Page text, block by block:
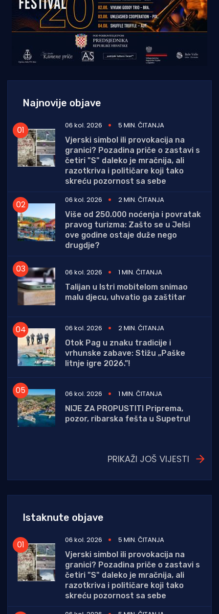
Najnovije objave
06 kol. 2026
5 MIN. ČITANJA
Vjerski simbol ili provokacija na
granici? Pozadina priče o zastavi s
četiri "S" daleko je mračnija, ali
razotkriva i političare koji tako
skreću pozornost sa sebe
06 kol. 2026
2 MIN. ČITANJA
Više od 250.000 noćenja i povratak
pravog turizma: Zašto se u Jelsi
ove godine ostaje duže nego
drugdje?
06 kol. 2026
1 MIN. ČITANJA
Talijan u Istri mobitelom snimao
malu djecu, uhvatio ga zaštitar
06 kol. 2026
2 MIN. ČITANJA
Otok Pag u znaku tradicije i
vrhunske zabave: Stižu „Paške
litnje igre 2026.”!
06 kol. 2026
1 MIN. ČITANJA
NIJE ZA PROPUSTITI Priprema,
pozor, ribarska fešta u Supetru!
PRIKAŽI JOŠ VIJESTI
Istaknute objave
06 kol. 2026
5 MIN. ČITANJA
Vjerski simbol ili provokacija na
granici? Pozadina priče o zastavi s
četiri "S" daleko je mračnija, ali
razotkriva i političare koji tako
skreću pozornost sa sebe